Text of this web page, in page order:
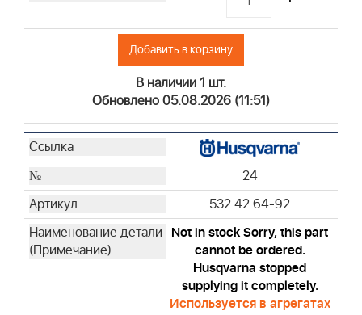
Добавить в корзину
В наличии 1 шт.
Обновлено 05.08.2026 (11:51)
24
532 42 64-92
Not in stock Sorry, this part
cannot be ordered.
Husqvarna stopped
supplying it completely.
Используется в агрегатах